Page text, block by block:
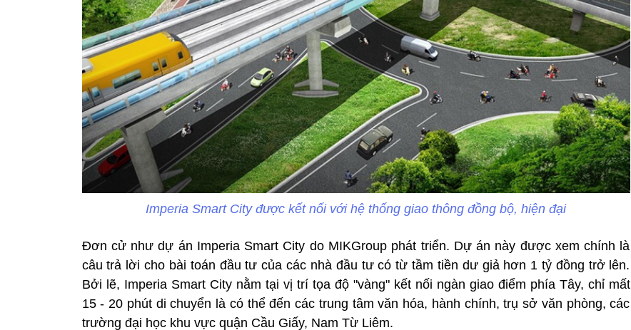
Imperia Smart City được kết nối với hệ thống giao thông đồng bộ, hiện đại
Đơn cử như dự án Imperia Smart City do MIKGroup phát triển. Dự án này được xem chính là
câu trả lời cho bài toán đầu tư của các nhà đầu tư có từ tầm tiền dư giả hơn 1 tỷ đồng trở lên.
Bởi lẽ, Imperia Smart City nằm tại vị trí tọa độ "vàng" kết nối ngàn giao điểm phía Tây, chỉ mất
15 - 20 phút di chuyển là có thể đến các trung tâm văn hóa, hành chính, trụ sở văn phòng, các
trường đại học khu vực quận Cầu Giấy, Nam Từ Liêm.